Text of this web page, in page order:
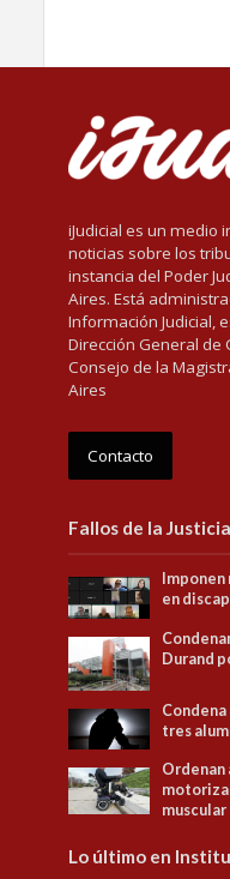
iJudicial es un medio
noticias sobre los
instancia del Poder
Aires. Está
Información Judicial,
Dirección General de
Consejo de la
Aires
Contacto
Fallos de la
en
Durand
tres
Ordenan
muscular
Lo último en